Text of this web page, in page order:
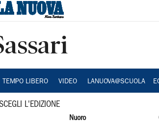
TEMPO LIBERO VIDEO LANUOVA@SCUOLA
L'EDIZIONE
Nuoro